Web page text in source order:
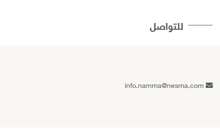
للتواصل
info.namma@nesma.com